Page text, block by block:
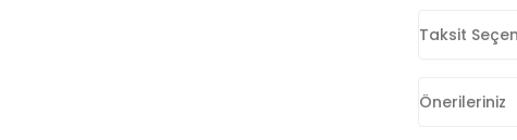
Taksit
Önerileriniz